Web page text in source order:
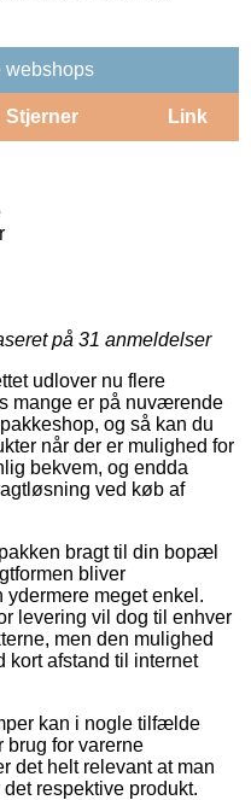
webshops
Stjerner Link
på 31 anmeldelser
udlover nu flere
mange er på nuværende
og så kan du
når der er mulighed for
bekvem, og endda
ved køb af
bragt til din bopæl
bliver
ydermere meget enkel.
levering vil dog til enhver
men den mulighed
kort afstand til internet
kan i nogle tilfælde
for varerne
det helt relevant at man
respektive produkt.